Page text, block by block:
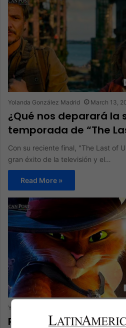
Yolanda González Madrid March 13,
¿Qué nos deparará la
temporada de “The
Con su reciente final, "The Last of
gran éxito de la televisión y el…
Read More »
Yolanda González Madrid
Reseña de “Gato con